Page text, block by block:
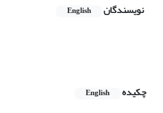
نویسندگان English
چکیده
English